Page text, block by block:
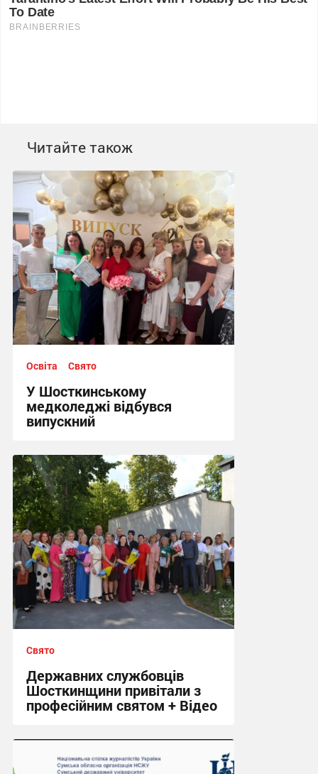
Читайте також
Освіта Свято
У Шосткинському
медколеджі відбувся
випускний
22:49, 30.06.2026
Свято
Державних службовців
Шосткинщини привітали з
професійним святом + Відео
20:39, 23.06.2026